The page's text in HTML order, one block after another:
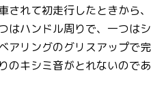
れて初走行したときから、
はハンドル周りで、一つはシ
アリングのグリスアップで完
のキシミ音がとれないのであ